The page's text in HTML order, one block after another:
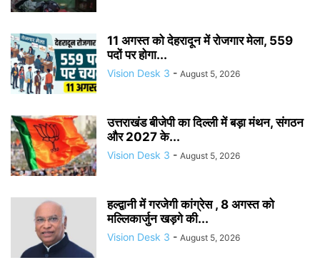
11 अगस्त को देहरादून में रोजगार मेला, 559
पदों पर होगा...
Vision Desk 3 - August 5, 2026
उत्तराखंड बीजेपी का दिल्ली में बड़ा मंथन, संगठन
और 2027 के...
Vision Desk 3 - August 5, 2026
हल्द्वानी में गरजेगी कांग्रेस , 8 अगस्त को
मल्लिकार्जुन खड़गे की...
Vision Desk 3 - August 5, 2026